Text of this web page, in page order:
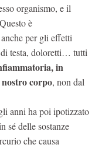
organismo, e il
è
per gli effetti
testa, doloretti… tutti
in
corpo, non dal
anni ha poi ipotizzato
sé delle sostanze
che causa